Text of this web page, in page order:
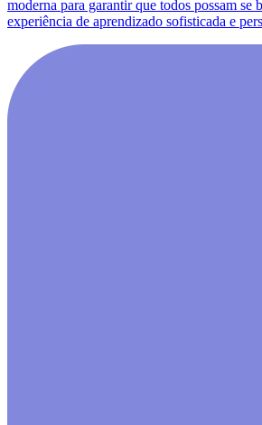
moderna para garantir que todos possam se
experiência de aprendizado sofisticada e